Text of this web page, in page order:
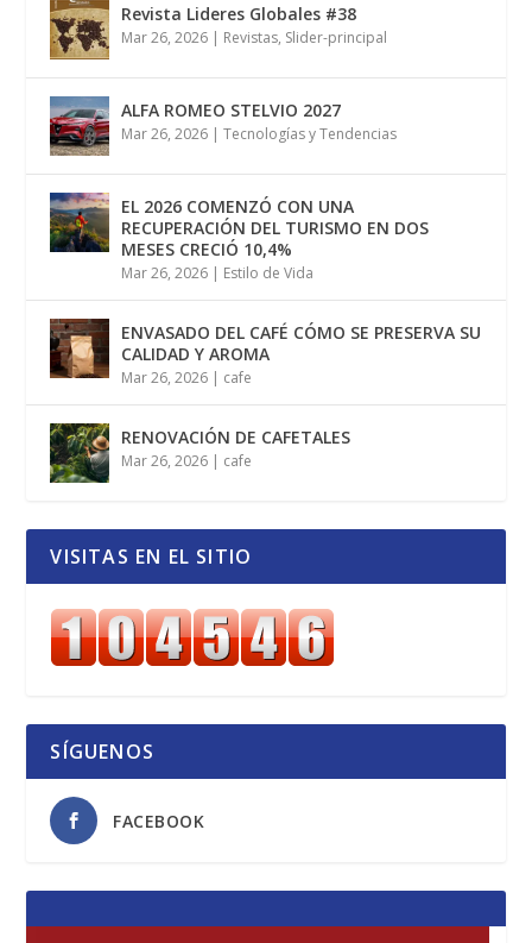
Revista Lideres Globales #38
Mar 26, 2026 | Revistas, Slider-principal
ALFA ROMEO STELVIO 2027
Mar 26, 2026 |Tecnologías y Tendencias
EL 2026 COMENZÓ CON UNA
RECUPERACIÓN DEL TURISMO EN DOS
MESES CRECIÓ 10,4%
Mar 26, 2026 | Estilo de Vida
ENVASADO DEL CAFÉ CÓMO SE PRESERVA SU
CALIDAD Y AROMA
Mar 26, 2026 | cafe
RENOVACIÓN DE CAFETALES
Mar 26, 2026 | cafe
VISITAS EN EL SITIO
SÍGUENOS
FACEBOOK